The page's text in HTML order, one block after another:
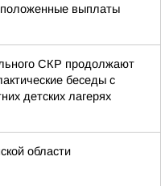
положенные выплаты
СКР продолжают
беседы с
детских лагерях
области